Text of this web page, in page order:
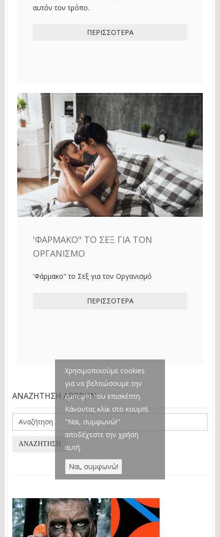
Χρησιμοποιούμε cookies
για να βελτιώσουμε την
εμπειρία του επισκέπτη.
Κάνοντας κλίκ στο κουμπί
"Ναι, συμφωνώ!"
αποδέχεστε την χρήση
αυτή.
αυτόν τον τρόπο.
ΠΕΡΙΣΣΌΤΕΡΑ
'ΦΆΡΜΑΚΟ" ΤΟ ΣΕΞ ΓΙΑ ΤΟΝ
ΟΡΓΑΝΙΣΜΌ
'Φάρμακο" το Σεξ για τον Οργανισμό
ΠΕΡΙΣΣΌΤΕΡΑ
ΑΝΑΖΉΤΗΣΗ ΆΡΘΡΩΝ